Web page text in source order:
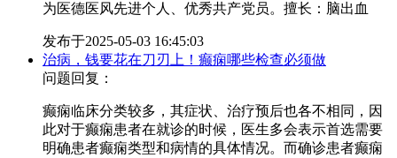
为医德医风先进个人、优秀共产党员。擅长：脑出血
发布于2025-05-03 16:45:03
治病，钱要花在刀刃上！癫痫哪些检查必须做
问题回复：
癫痫临床分类较多，其症状、治疗预后也各不相同，因
此对于癫痫患者在就诊的时候，医生多会表示首选需要
明确患者癫痫类型和病情的具体情况。而确诊患者癫痫